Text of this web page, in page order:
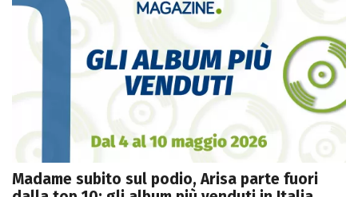
Madame subito sul podio, Arisa parte fuori